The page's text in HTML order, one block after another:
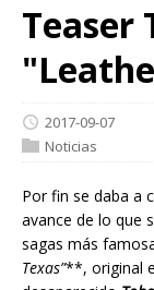
Teaser
2017-09-07
Noticias
Por fin se daba a
avance de lo que
sagas más
Texas”**, original